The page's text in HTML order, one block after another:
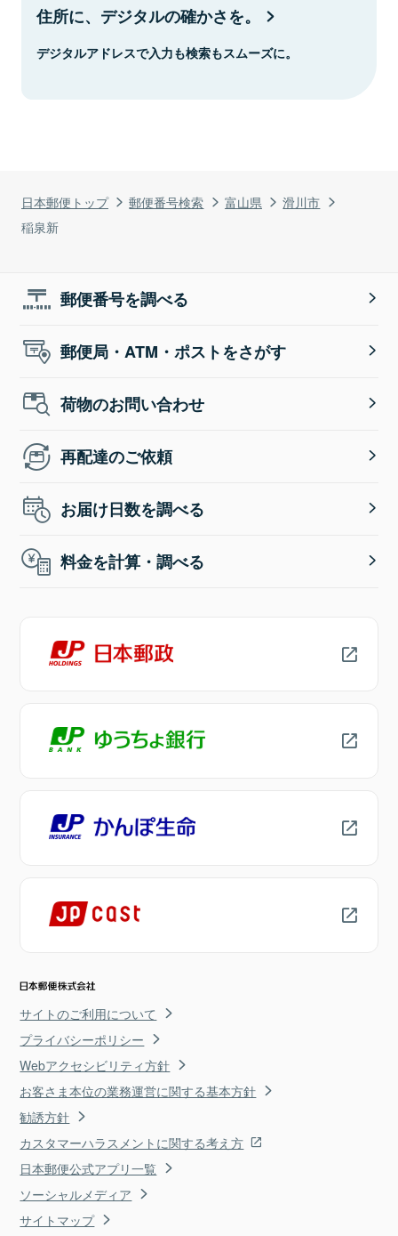
日本郵便トップ 郵便番号検索 富山県
滑川市
稲泉新
住所に、デジタルの確かさを。
デジタルアドレスで入力も検索もスムーズに。
郵便番号を調べる
郵便局・ATM・ポストをさがす
荷物のお問い合わせ
再配達のご依頼
お届け日数を調べる
料金を計算・調べる
サイトのご利用について
プライバシーポリシー
Webアクセシビリティ方針
お客さま本位の業務運営に関する基本方針
勧誘方針
カスタマーハラスメントに関する考え方
日本郵便公式アプリ一覧
ソーシャルメディア
サイトマップ